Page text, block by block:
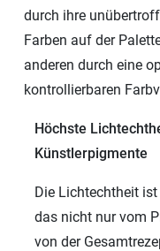
durch ihre
Farben auf der
anderen durch eine
kontrollierbaren
Höchste
Künstlerpigmente
Die Lichtechtheit
das nicht nur vom
von der